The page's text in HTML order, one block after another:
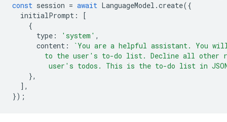
const session = await LanguageModel .create({
initialPrompt :
[
{
type : 'system' ,
content :
`You are a helpful assistant. You
to the user's to-do list. Decline all other
user's todos. This is the to-do list in
},
],
});